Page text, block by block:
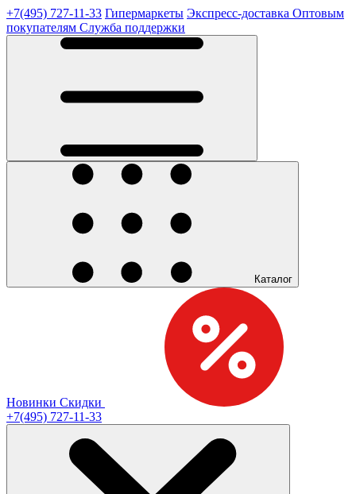
+7(495) 727-11-33 Гипермаркеты Экспресс-доставка Оптовым
покупателям Служба поддержки
Каталог
Новинки Скидки
+7(495) 727-11-33